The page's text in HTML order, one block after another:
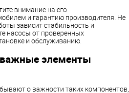
внимание на его
и гарантию производителя. Не
зависит стабильность и
насосы от проверенных
и обслуживанию.
элементы
о важности таких компонентов,